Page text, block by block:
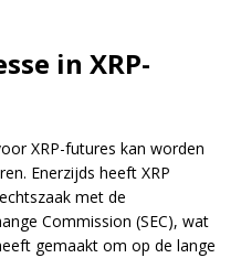
in XRP-
XRP-futures kan worden
Enerzijds heeft XRP
met de
Commission (SEC), wat
gemaakt om op de lange